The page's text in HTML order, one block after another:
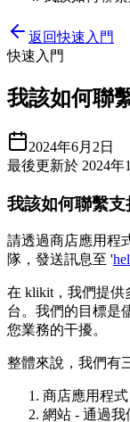
返回快速入門
快速入門
我該如何聯
2024年6月2日
最後更新於 2024年
我該如何聯繫支
請透過商店應用程
隊，發送訊息至 '
在 klikit，我們提供
台。我們的目標是
您業務的干擾。
整體來說，我們有
商店應用程
網站 - 通過